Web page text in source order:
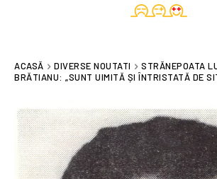
ACASĂ DIVERSE NOUTATI
STRĂNEPOATA
BRĂTIANU: „SUNT UIMITĂ ȘI ÎNTRISTATĂ DE